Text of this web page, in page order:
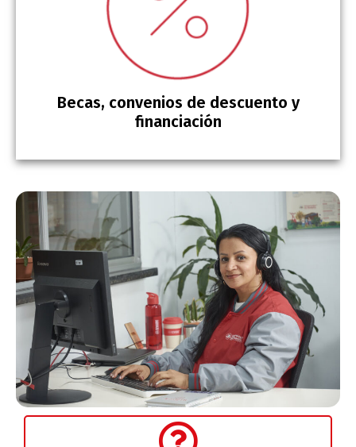
Becas, convenios de descuento y
financiación